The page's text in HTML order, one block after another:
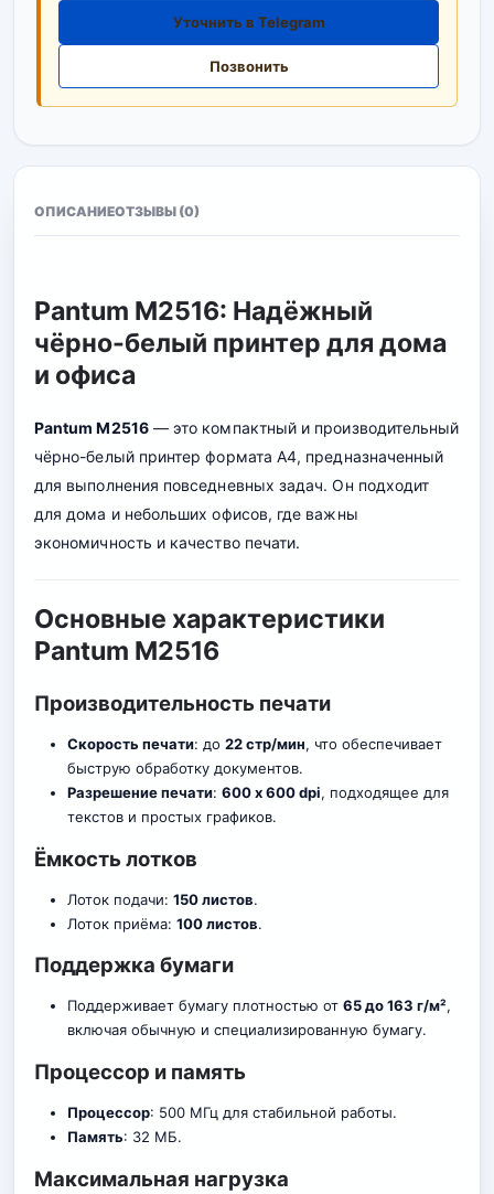
Уточнить в Telegram
Позвонить
ОПИСАНИЕОТЗЫВЫ (0)
Pantum M2516: Надёжный
чёрно-белый принтер для дома
и офиса
Pantum M2516— это компактный и производительный
чёрно-белый принтер формата A4, предназначенный
для выполнения повседневных задач. Он подходит
для дома и небольших офисов, где важны
экономичность и качество печати.
Основные характеристики
Pantum M2516
Производительность печати
Скорость печати: до 22 стр/мин, что обеспечивает
быструю обработку документов.
Разрешение печати: 600 x 600 dpi, подходящее для
текстов и простых графиков.
Ёмкость лотков
Лоток подачи: 150 листов.
Лоток приёма: 100 листов.
Поддержка бумаги
Поддерживает бумагу плотностью от 65 до 163 г/м²,
включая обычную и специализированную бумагу.
Процессор и память
Процессор: 500 МГц для стабильной работы.
Память: 32 МБ.
Максимальная нагрузка